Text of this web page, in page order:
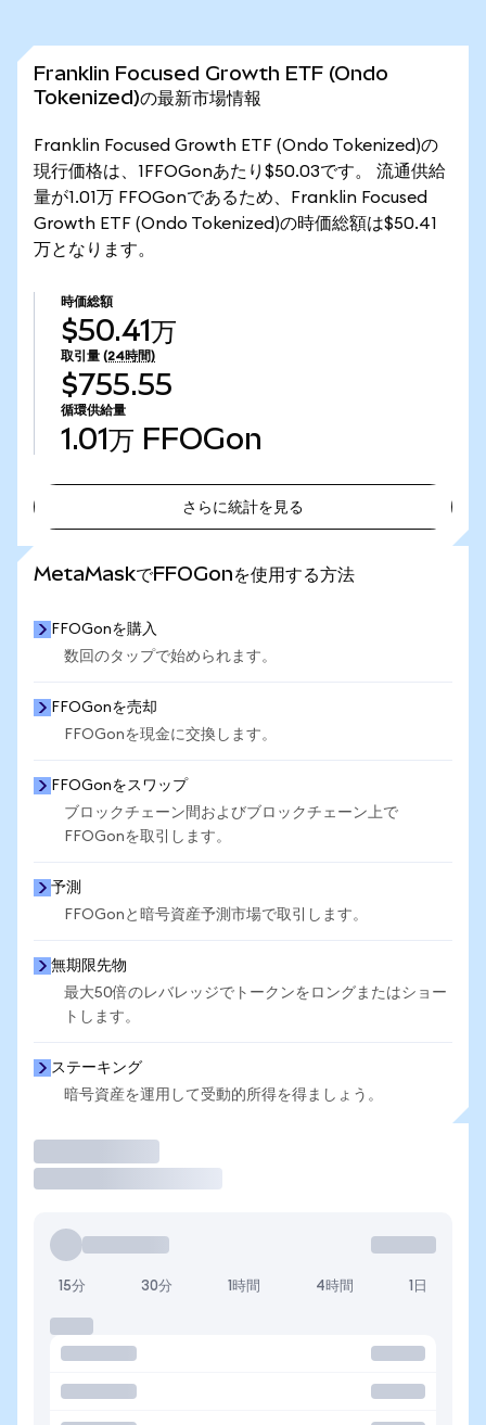
Franklin Focused Growth ETF (Ondo
Tokenized)の最新市場情報
Franklin Focused Growth ETF (Ondo Tokenized)の
現行価格は、1FFOGonあたり$50.03です。 流通供給
量が1.01万 FFOGonであるため、Franklin Focused
Growth ETF (Ondo Tokenized)の時価総額は$50.41
万となります。
時価総額
$50.41万
取引量 (24時間)
$755.55
循環供給量
1.01万 FFOGon
さらに統計を見る
MetaMaskでFFOGonを使用する方法
FFOGonを購入
数回のタップで始められます。
FFOGonを売却
FFOGonを現金に交換します。
FFOGonをスワップ
ブロックチェーン間およびブロックチェーン上で
FFOGonを取引します。
予測
FFOGonと暗号資産予測市場で取引します。
無期限先物
最大50倍のレバレッジでトークンをロングまたはショー
トします。
ステーキング
暗号資産を運用して受動的所得を得ましょう。
15分 30分 1時間 4時間 1日